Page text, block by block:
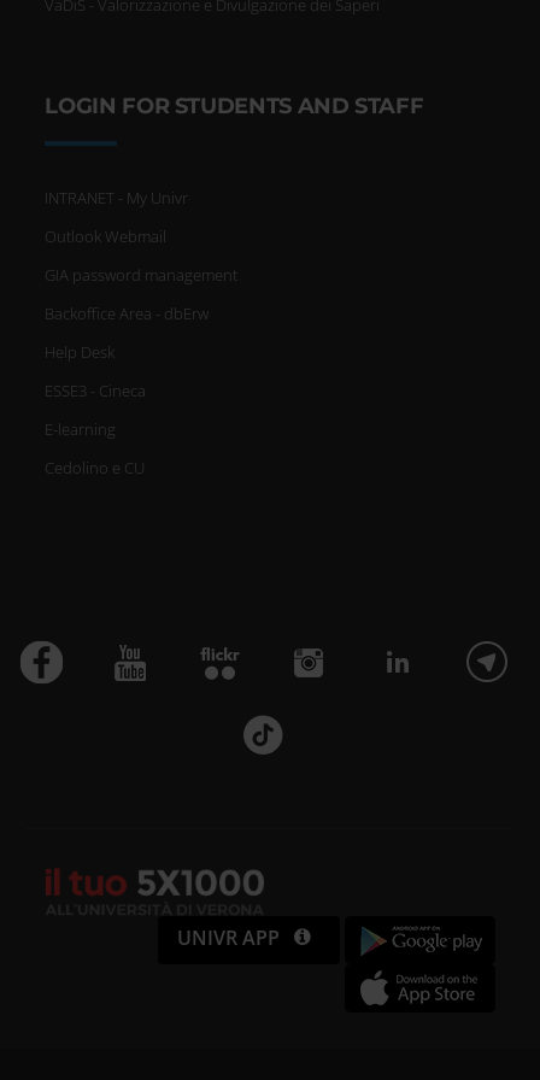
VaDiS - Valorizzazione e Divulgazione dei Saperi
LOGIN FOR STUDENTS AND STAFF
INTRANET - My Univr
Outlook Webmail
GIA password management
Backoffice Area - dbErw
Help Desk
ESSE3 - Cineca
E-learning
Cedolino e CU
UNIVR APP